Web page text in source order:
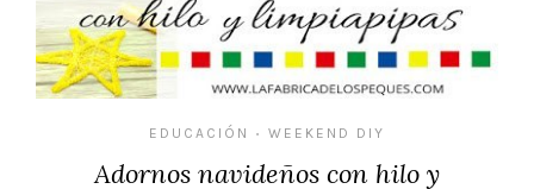
EDUCACIÓN • WEEKEND DIY
Adornos navideños con hilo y